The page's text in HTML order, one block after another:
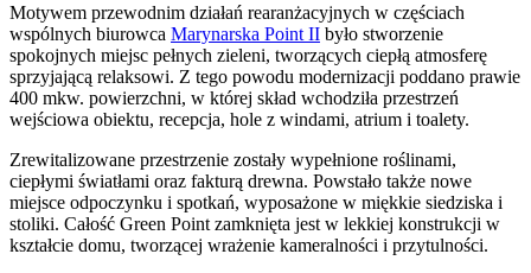
Motywem przewodnim działań rearanżacyjnych w częściach
wspólnych biurowca Marynarska Point II było stworzenie
spokojnych miejsc pełnych zieleni, tworzących ciepłą atmosferę
sprzyjającą relaksowi. Z tego powodu modernizacji poddano prawie
400 mkw. powierzchni, w której skład wchodziła przestrzeń
wejściowa obiektu, recepcja, hole z windami, atrium i toalety.
Zrewitalizowane przestrzenie zostały wypełnione roślinami,
ciepłymi światłami oraz fakturą drewna. Powstało także nowe
miejsce odpoczynku i spotkań, wyposażone w miękkie siedziska i
stoliki. Całość Green Point zamknięta jest w lekkiej konstrukcji w
kształcie domu, tworzącej wrażenie kameralności i przytulności.